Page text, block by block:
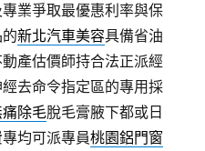
專業爭取最優惠利率與保
的新北汽車美容具備省油
產估價師持合法正派經
去命令指定區的專用採
除毛脫毛膏腋下都或日
均可派專員桃園鋁門窗